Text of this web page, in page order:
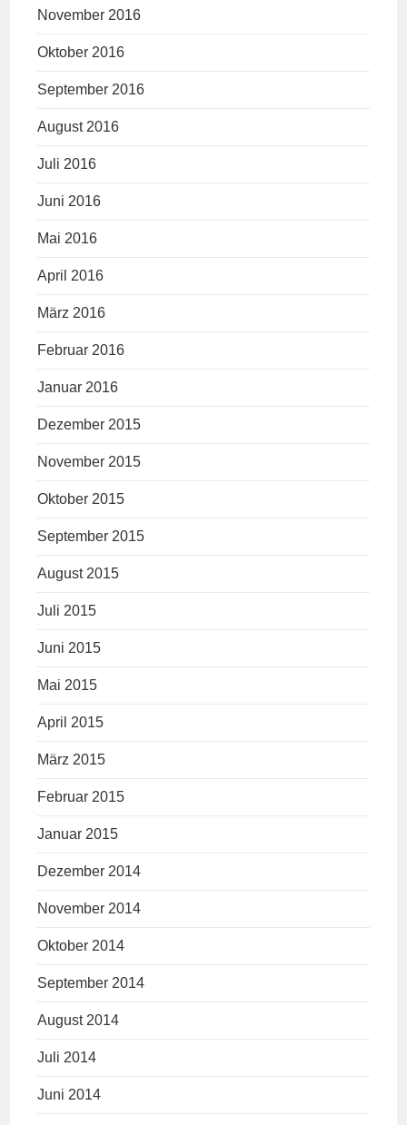
November 2016
Oktober 2016
September 2016
August 2016
Juli 2016
Juni 2016
Mai 2016
April 2016
März 2016
Februar 2016
Januar 2016
Dezember 2015
November 2015
Oktober 2015
September 2015
August 2015
Juli 2015
Juni 2015
Mai 2015
April 2015
März 2015
Februar 2015
Januar 2015
Dezember 2014
November 2014
Oktober 2014
September 2014
August 2014
Juli 2014
Juni 2014